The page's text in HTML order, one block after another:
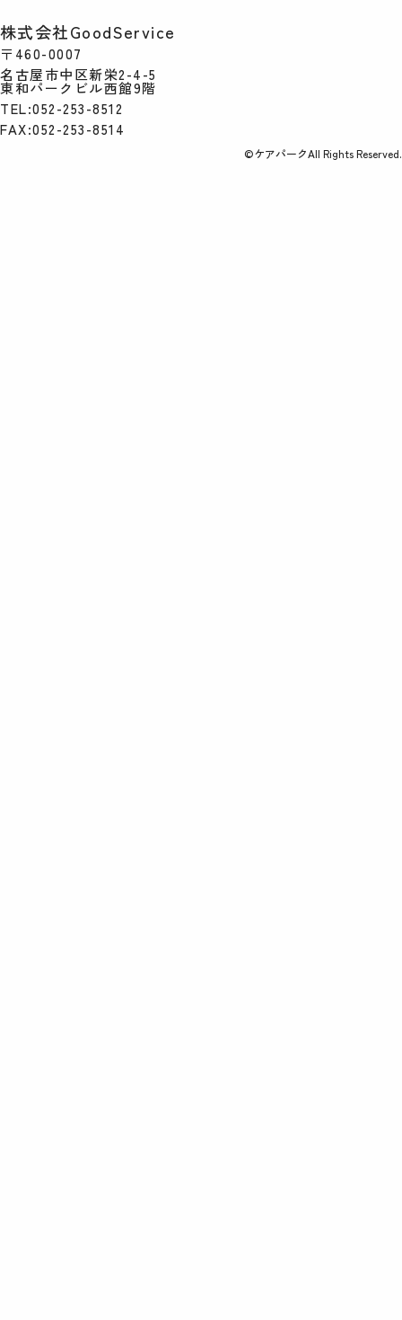
株式会社GoodService
〒460-0007
名古屋市中区新栄2-4-5
東和パークビル西館9階
TEL:052-253-8512
FAX:052-253-8514
©ケアパークAll Rights Reserved.